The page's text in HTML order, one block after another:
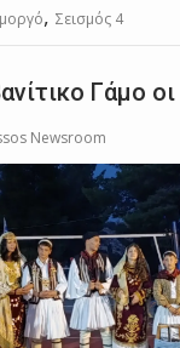
, Σεισμός 4
Γάμο
Newsroom